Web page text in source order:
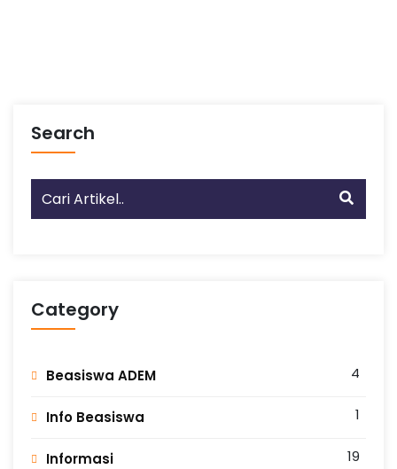
Search
Category
Beasiswa ADEM 4
Info Beasiswa 1
Informasi 19